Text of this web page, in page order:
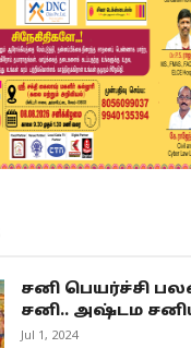
சனி பெயர்ச்சி
சனி.. அஷ்டம
Jul 1, 2024